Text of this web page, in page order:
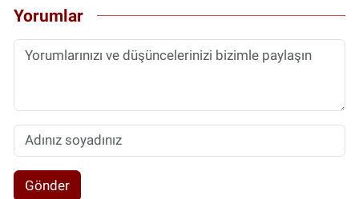
Yorumlar
Gönder